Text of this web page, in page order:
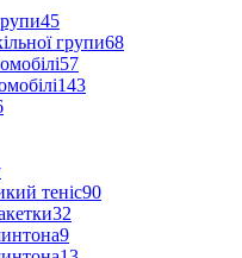
45
групи68
57
143
теніс90
32
9